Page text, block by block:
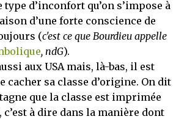
type d’inconfort qu’on s’impose à
d’une forte conscience de
(c'est ce que Bourdieu appelle
, ndG).
aux USA mais, là-bas, il est
cacher sa classe d’origine. On dit
que la classe est imprimée
c’est à dire dans la manière dont